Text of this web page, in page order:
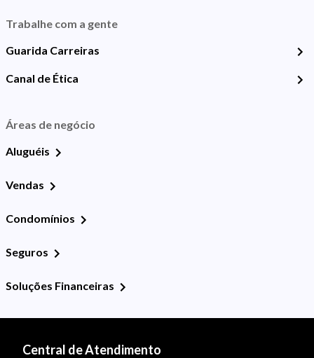
Trabalhe com a gente
Guarida Carreiras
Canal de Ética
Áreas de negócio
Aluguéis
Vendas
Condomínios
Seguros
Soluções Financeiras
Central de Atendimento